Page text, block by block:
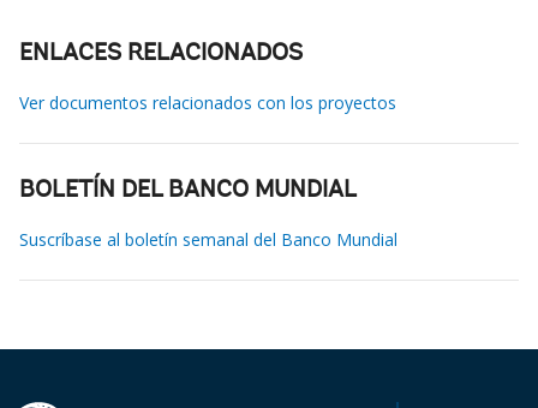
ENLACES RELACIONADOS
Ver documentos relacionados con los proyectos
BOLETÍN DEL BANCO MUNDIAL
Suscríbase al boletín semanal del Banco Mundial